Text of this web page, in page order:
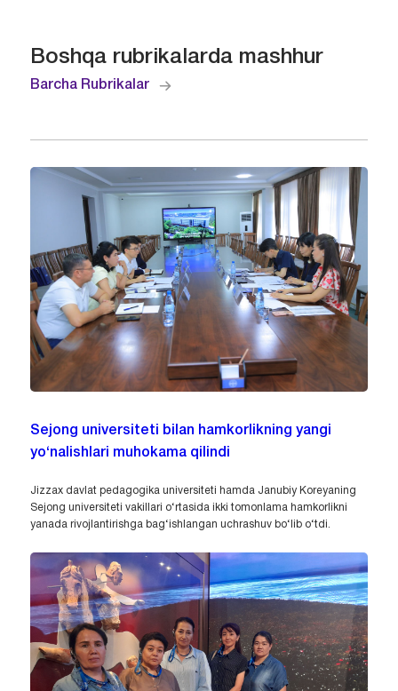
Boshqa rubrikalarda mashhur
Barcha Rubrikalar
Sejong universiteti bilan hamkorlikning yangi
yo‘nalishlari muhokama qilindi
Jizzax davlat pedagogika universiteti hamda Janubiy Koreyaning
Sejong universiteti vakillari o‘rtasida ikki tomonlama hamkorlikni
yanada rivojlantirishga bag‘ishlangan uchrashuv bo‘lib o‘tdi.